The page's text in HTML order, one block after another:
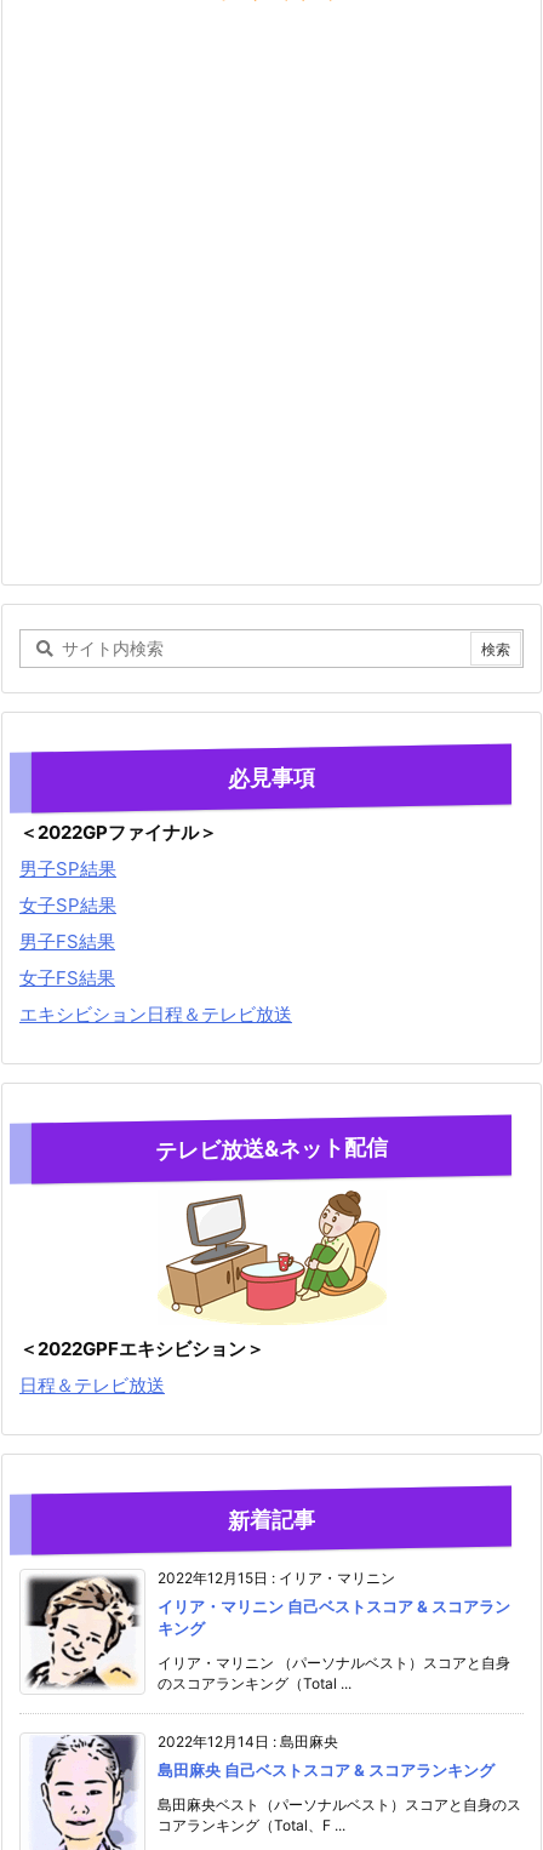
必見事項
＜2022GPファイナル＞
男子SP結果
女子SP結果
男子FS結果
女子FS結果
エキシビション日程＆テレビ放送
テレビ放送&ネット配信
＜2022GPFエキシビション＞
日程＆テレビ放送
新着記事
2022年12月15日 : イリア・マリニン
イリア・マリニン 自己ベストスコア & スコアラン
キング
イリア・マリニン （パーソナルベスト）スコアと自身
のスコアランキング（Total ...
2022年12月14日 : 島田麻央
島田麻央 自己ベストスコア & スコアランキング
島田麻央ベスト（パーソナルベスト）スコアと自身のス
コアランキング（Total、F ...